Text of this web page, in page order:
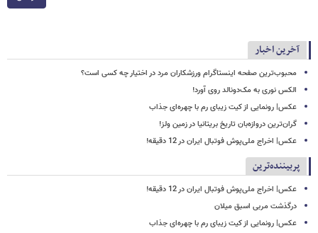
آخرین اخبار
محبوب‌ترین صفحه اینستاگرام ورزشکاران مرد در اختیار چه کسی است؟
الکس نوری به مک‌دونالد روی آورد!
عکس| رونمایی از کیت زیبای رم با چهره‌ای جذاب
گران‌ترین دروازه‌بان تاریخ بریتانیا در زمین ولز!
عکس| اخراج ملی‌پوش فوتبال ایران در 12 دقیقه!
پربیننده‌ترین
عکس| اخراج ملی‌پوش فوتبال ایران در 12 دقیقه!
درگذشت مربی اسبق میلان
عکس| رونمایی از کیت زیبای رم با چهره‌ای جذاب